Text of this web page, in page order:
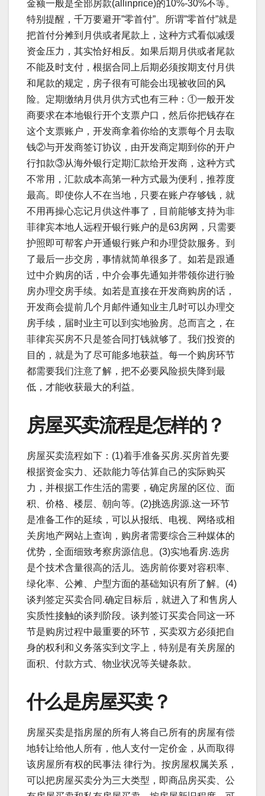
金额一般是全部房款(allinprice)的10%-30%不等。
特别提醒，千万要避开”零首付”。所谓”零首付”就是
把首付分摊到月供或者尾款上，这种方式看似减缓
资金压力，其实恰好相反。如果后期月供或者尾款
不能及时支付，根据合同上后期必须按期支付月供
和尾款的规定，房子很有可能会出现被收回的风
险。定期缴纳月供月供方式也有三种：①一般开发
商要求在本地银行开个支票户口，然后你把钱存在
这个支票账户，开发商拿着你给的支票每个月去取
钱②与开发商签订协议，由开发商定期到你的开户
行扣款③从海外银行定期汇款给开发商，这种方式
不常用，汇款成本高第一种方式最为便利，推荐度
最高。即使你人不在当地，只要在账户存够钱，就
不用再操心忘记月供这件事了，目前能够支持为非
菲律宾本地人远程开银行账户的是63房网，只需要
护照即可帮客户开通银行账户和办理贷款服务。到
了最后一步交房，事情就简单很多了。如若是跟通
过中介购房的话，中介会事先通知并带领你进行验
房办理交房手续。如若是直接在开发商购房的话，
开发商会提前几个月邮件通知业主几时可以办理交
房手续，届时业主可以到实地验房。总而言之，在
菲律宾买房不只是签合同打钱就够了。我们投资的
目的，就是为了尽可能多地获益。每一个购房环节
都需要我们注意了解，把不必要风险损失降到最
低，才能收获最大的利益。
房屋买卖流程是怎样的？
房屋买卖流程如下：(1)着手准备买房.买房首先要
根据资金实力、还款能力等估算自己的实际购买
力，并根据工作生活的需要，确定房屋的区位、面
积、价格、楼层、朝向等。(2)挑选房源.这一环节
是准备工作的延续，可以从报纸、电视、网络或相
关房地产网站上查询，购房者需要综合三种媒体的
优势，全面细致考察房源信息。(3)实地看房.选房
是个技术含量很高的活儿。选房前你要对容积率、
绿化率、公摊、户型方面的基础知识有所了解。(4)
谈判签定买卖合同.确定目标后，就进入了和售房人
实质性接触的谈判阶段。谈判签订买卖合同这一环
节是购房过程中最重要的环节，买卖双方必须把自
身的权利和义务落实到文字上，特别是有关房屋的
面积、付款方式、物业状况等关键条款。
什么是房屋买卖？
房屋买卖是指房屋的所有人将自己所有的房屋有偿
地转让给他人所有，他人支付一定价金，从而取得
该房屋所有权的民事法 律行为。按房屋权属关系，
可以把房屋买卖分为三大类型，即商品房买卖、公